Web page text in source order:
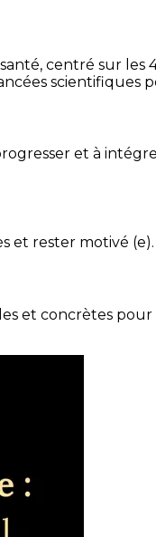
centré sur les
scientifiques
et à
et rester motivé (e).
et concrètes